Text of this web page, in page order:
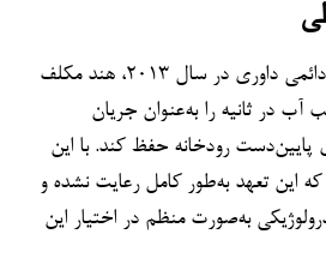
بر اساس رأی نهایی دیوان دائمی داوری در سال ۲۰۱۳، هند مکلف
۹ متر مکعب آب در ثانیه را به‌عنوان جریان
رودخانه حفظ کند. با این
این تعهد به‌طور کامل رعایت نشده و
به‌صورت منظم در اختیار این